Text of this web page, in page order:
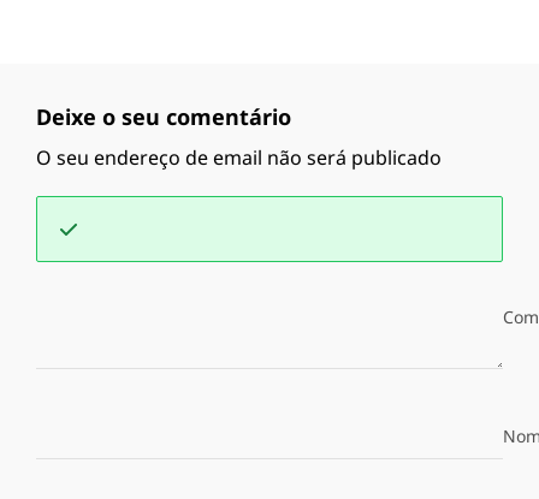
Deixe o seu comentário
O seu endereço de email não será publicado